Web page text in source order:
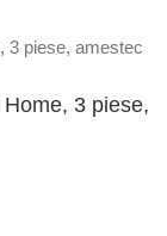
3 piese,